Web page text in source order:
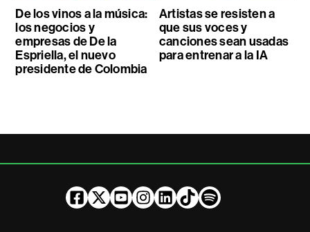
De los vinos a la música:
los negocios y
empresas de De la
Espriella, el nuevo
presidente de Colombia
Artistas se resisten a
que sus voces y
canciones sean usadas
para entrenar a la IA